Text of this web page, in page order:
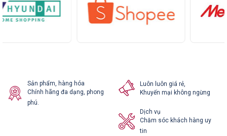
Sản phẩm, hàng hóa
Chính hãng đa dạng, phong
phú.
Luôn luôn giá rẻ,
Khuyến mại không ngừng
Dịch vụ
Chăm sóc khách hàng uy
tin